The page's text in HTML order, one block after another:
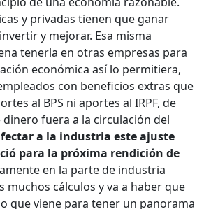
y privadas tienen que ganar
y mejorar. Esa misma
tenerla en otras empresas para
económica así lo permitiera,
con beneficios extras que
al BPS ni aportes al IRPF, de
fuera a la circulación del
a la industria este ajuste
para la próxima rendición de
en la parte de industria
muchos cálculos y va a haber que
que viene para tener un panorama